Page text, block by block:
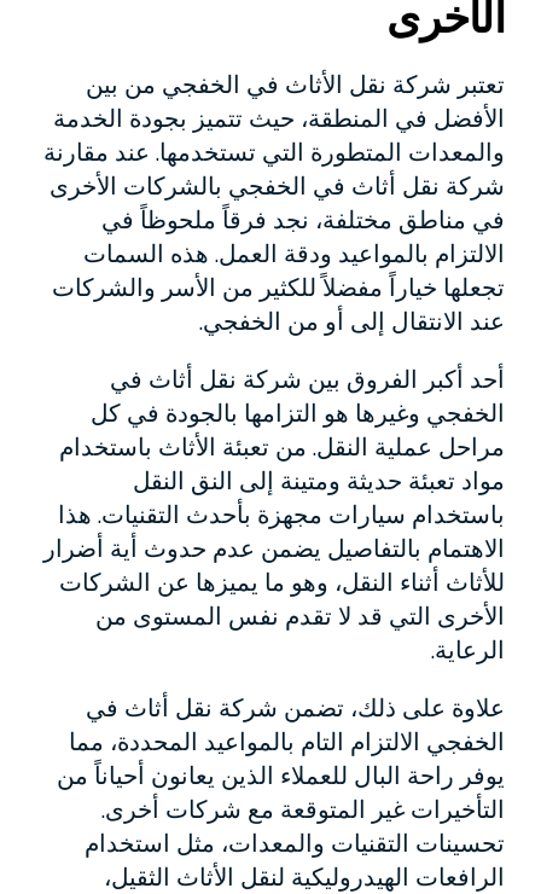
الأخرى
تعتبر شركة نقل الأثاث في الخفجي من بين
الأفضل في المنطقة، حيث تتميز بجودة الخدمة
والمعدات المتطورة التي تستخدمها. عند مقارنة
شركة نقل أثاث في الخفجي بالشركات الأخرى
في مناطق مختلفة، نجد فرقاً ملحوظاً في
الالتزام بالمواعيد ودقة العمل. هذه السمات
تجعلها خياراً مفضلاً للكثير من الأسر والشركات
عند الانتقال إلى أو من الخفجي.
أحد أكبر الفروق بين شركة نقل أثاث في
الخفجي وغيرها هو التزامها بالجودة في كل
مراحل عملية النقل. من تعبئة الأثاث باستخدام
مواد تعبئة حديثة ومتينة إلى النق النقل
باستخدام سيارات مجهزة بأحدث التقنيات. هذا
الاهتمام بالتفاصيل يضمن عدم حدوث أية أضرار
للأثاث أثناء النقل، وهو ما يميزها عن الشركات
الأخرى التي قد لا تقدم نفس المستوى من
الرعاية.
علاوة على ذلك، تضمن شركة نقل أثاث في
الخفجي الالتزام التام بالمواعيد المحددة، مما
يوفر راحة البال للعملاء الذين يعانون أحياناً من
التأخيرات غير المتوقعة مع شركات أخرى.
تحسينات التقنيات والمعدات، مثل استخدام
الرافعات الهيدروليكية لنقل الأثاث الثقيل،